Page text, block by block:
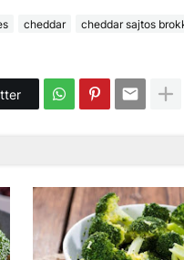
cheddar cheddar sajtos